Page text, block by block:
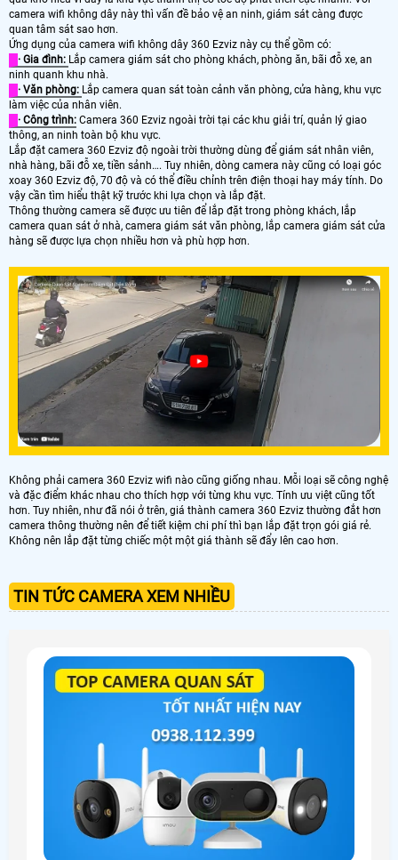
camera wifi không dây này thì vấn đề bảo vệ an ninh, giám sát càng được
quan tâm sát sao hơn.
Ứng dụng của camera wifi không dây 360 Ezviz này cụ thể gồm có:
· Gia đình: Lắp camera giám sát cho phòng khách, phòng ăn, bãi đỗ xe, an
ninh quanh khu nhà.
· Văn phòng: Lắp camera quan sát toàn cảnh văn phòng, cửa hàng, khu vực
làm việc của nhân viên.
· Công trình: Camera 360 Ezviz ngoài trời tại các khu giải trí, quản lý giao
thông, an ninh toàn bộ khu vực.
Lắp đặt camera 360 Ezviz độ ngoài trời thường dùng để giám sát nhân viên,
nhà hàng, bãi đỗ xe, tiền sảnh…. Tuy nhiên, dòng camera này cũng có loại góc
xoay 360 Ezviz độ, 70 độ và có thể điều chỉnh trên điện thoại hay máy tính. Do
vậy cần tìm hiểu thật kỹ trước khi lựa chọn và lắp đặt.
Thông thường camera sẽ được ưu tiên để lắp đặt trong phòng khách, lắp
camera quan sát ở nhà, camera giám sát văn phòng, lắp camera giám sát cửa
hàng sẽ được lựa chọn nhiều hơn và phù hợp hơn.
Không phải camera 360 Ezviz wifi nào cũng giống nhau. Mỗi loại sẽ công nghệ
và đặc điểm khác nhau cho thích hợp với từng khu vực. Tính ưu việt cũng tốt
hơn. Tuy nhiên, như đã nói ở trên, giá thành camera 360 Ezviz thường đắt hơn
camera thông thường nên để tiết kiệm chi phí thì bạn lắp đặt trọn gói giá rẻ.
Không nên lắp đặt từng chiếc một một giá thành sẽ đẩy lên cao hơn.
TIN TỨC CAMERA XEM NHIỀU